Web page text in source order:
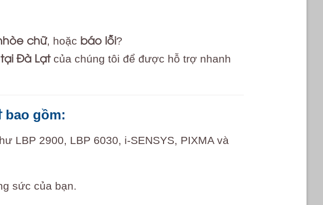
chữ, hoặc báo lỗi?
Đà Lạtcủa chúng tôi để được hỗ trợ nhanh
bao gồm:
LBP 2900, LBP 6030, i-SENSYS, PIXMA và
sức của bạn.